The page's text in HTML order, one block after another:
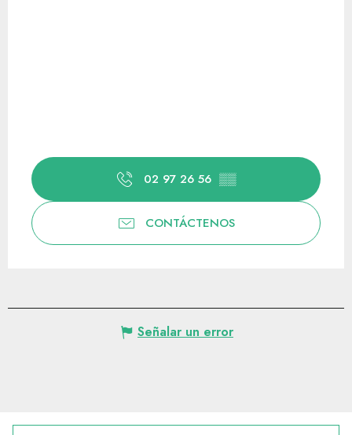
02 97 26 56 ▒▒
CONTÁCTENOS
Señalar un error